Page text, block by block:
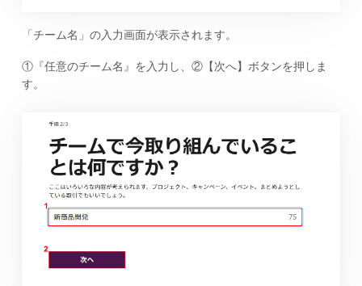
「チーム名」の入力画面が表示されます。
①『任意のチーム名』を入力し、②【次へ】ボタンを押しま
す。